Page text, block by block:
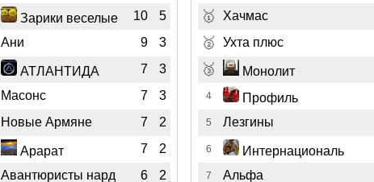
Зарики веселые 10 5
Ани 9 3
АТЛАНТИДА 7 3
Масонс 7 3
Новые Армяне 7 2
Арарат 7 2
Авантюристы нард 6 2
🥇 Хачмас
🥈 Ухта плюс
🥉 Монолит
4 Профиль
5 Лезгины
6 Интернациональ
7 Альфа